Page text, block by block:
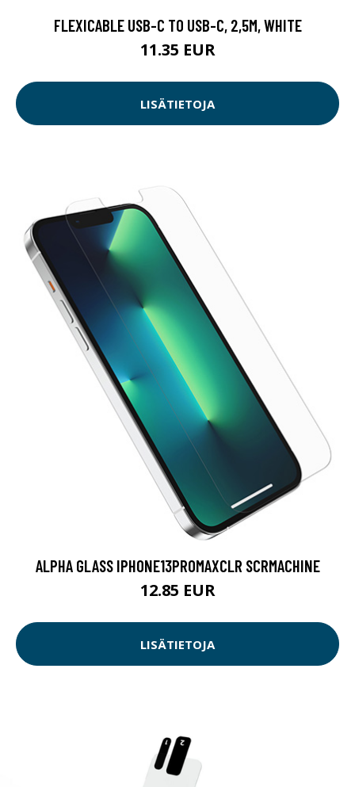
FLEXICABLE USB-C TO USB-C, 2,5M, WHITE
11.35 EUR
LISÄTIETOJA
ALPHA GLASS IPHONE13PROMAXCLR SCRMACHINE
12.85 EUR
LISÄTIETOJA